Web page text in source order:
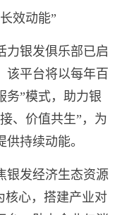
效动能”
力银发俱乐部已启
该平台将以每年百
务”模式，助力银
、价值共生”，为
持续动能。
银发经济生态资源
核心，搭建产业对